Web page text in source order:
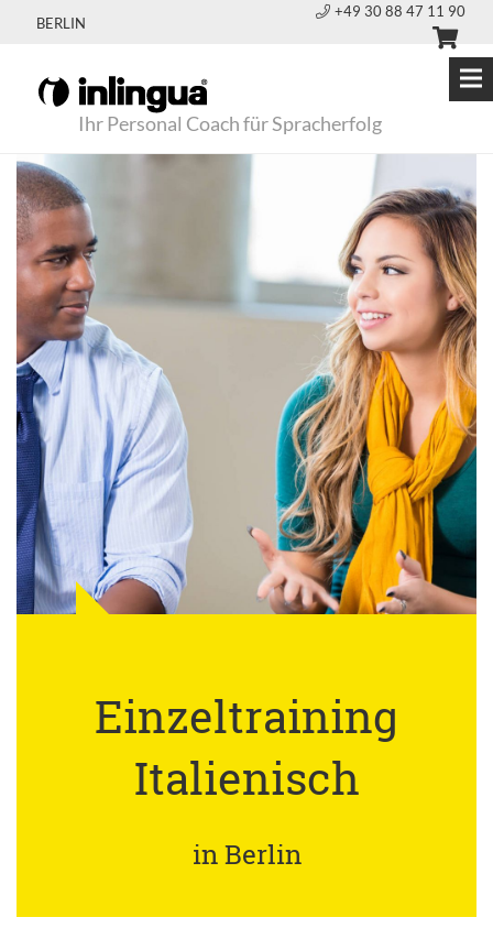
BERLIN
+49 30 88 47 11 90
Ihr Personal Coach für Spracherfolg
Einzeltraining
Italienisch
in Berlin